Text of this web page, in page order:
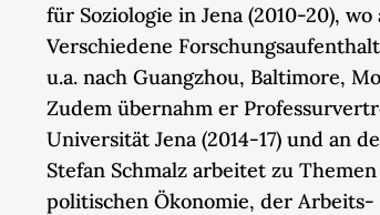
für Soziologie in Jena (2010-20),
Verschiedene
u.a. nach Guangzhou, Baltimore,
Zudem übernahm er
Universität Jena (2014-17) und an
Stefan Schmalz arbeitet zu
politischen Ökonomie, der